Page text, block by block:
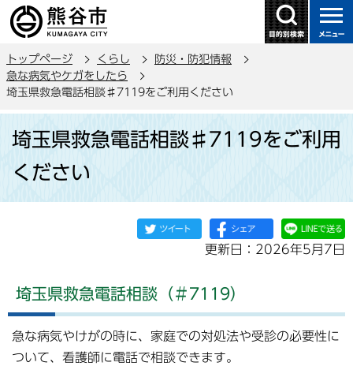
の
ー
ジ
トップページ くらし
防災・防犯情報
急な病気やケガをしたら
埼玉県救急電話相談♯7119をご利用ください
か
埼玉県救急電話相談♯7119をご利用
ください
更新日：2026年5月7日
埼玉県救急電話相談（＃7119）
急な病気やけがの時に、家庭での対処法や受診の必要性に
ついて、看護師に電話で相談できます。